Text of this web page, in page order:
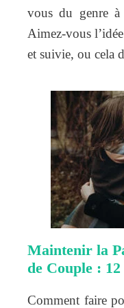
vous du genre
Aimez-vous
et suivie, ou cela
Maintenir la
de Couple :
Comment faire